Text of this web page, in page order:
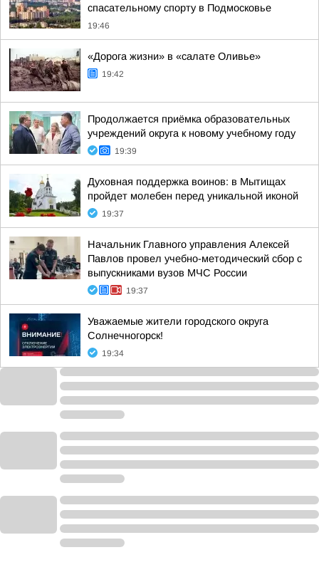
спасательному спорту в Подмосковье
19:46
«Дорога жизни» в «салате Оливье»
19:42
Продолжается приёмка образовательных
учреждений округа к новому учебному году
19:39
Духовная поддержка воинов: в Мытищах
пройдет молебен перед уникальной иконой
19:37
Начальник Главного управления Алексей
Павлов провел учебно-методический сбор с
выпускниками вузов МЧС России
19:37
Уважаемые жители городского округа
Солнечногорск!
19:34